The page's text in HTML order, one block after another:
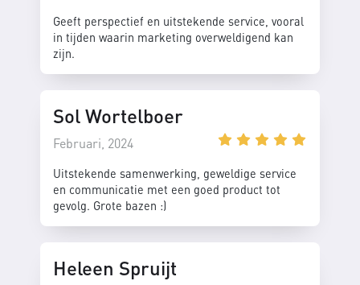
Geeft perspectief en uitstekende service, vooral
in tijden waarin marketing overweldigend kan
zijn.
Sol Wortelboer
Februari, 2024
Uitstekende samenwerking, geweldige service
en communicatie met een goed product tot
gevolg. Grote bazen :)
Heleen Spruijt